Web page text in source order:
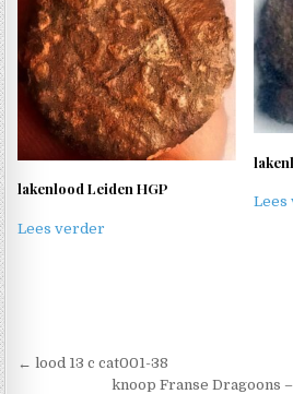
lakenlood Leiden HGP
Lees verder
Lees
Berichtnavigatie
← lood 13 c cat001-38
knoop Franse Dragoons –